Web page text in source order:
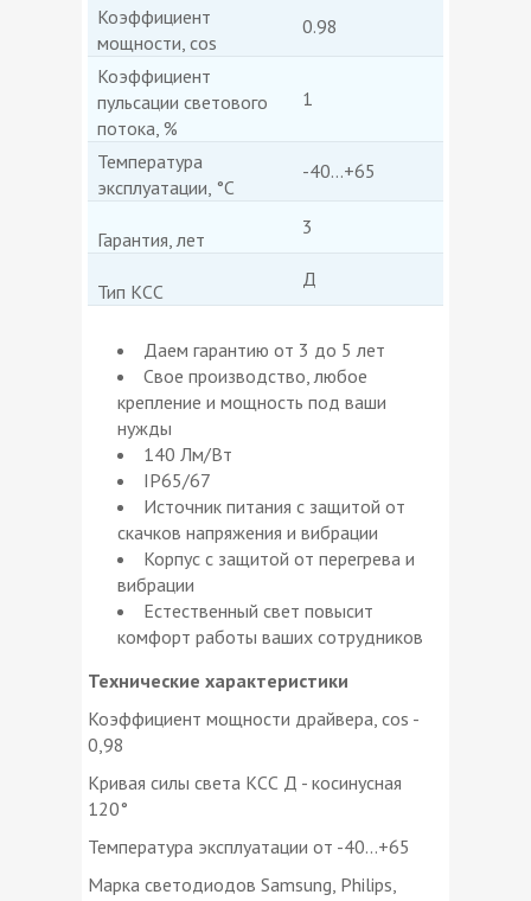
Коэффициент
мощности, cos
0.98
Коэффициент
пульсации светового
потока, %
1
Температура
эксплуатации, °С
-40…+65
Гарантия, лет
3
Тип КСС
Д
Даем гарантию от 3 до 5 лет
Свое производство, любое
крепление и мощность под ваши
нужды
140 Лм/Вт
IP65/67
Источник питания с защитой от
скачков напряжения и вибрации
Корпус с защитой от перегрева и
вибрации
Естественный свет повысит
комфорт работы ваших сотрудников
Технические характеристики
Коэффициент мощности драйвера, cos -
0,98
Кривая силы света КСС Д - косинусная
120°
Температура эксплуатации от -40...+65
Марка светодиодов Samsung, Philips,